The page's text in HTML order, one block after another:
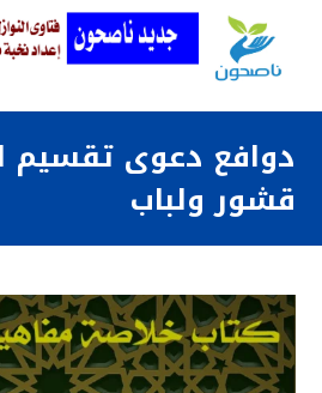
دوافع دعوى تقسيم
قشور ولباب